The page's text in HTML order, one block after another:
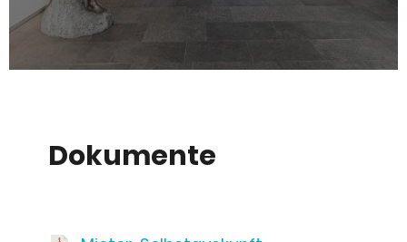
Dokumente